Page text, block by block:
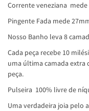
Corrente veneziana mede
Pingente Fada mede
Nosso Banho leva 8
Cada peça recebe 10
uma última camada extra
peça.
Pulseira 100% livre de
Uma verdadeira joia pelo